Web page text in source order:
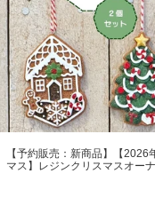
【予約販売：新商品】【2026
マス】レジンクリスマスオー